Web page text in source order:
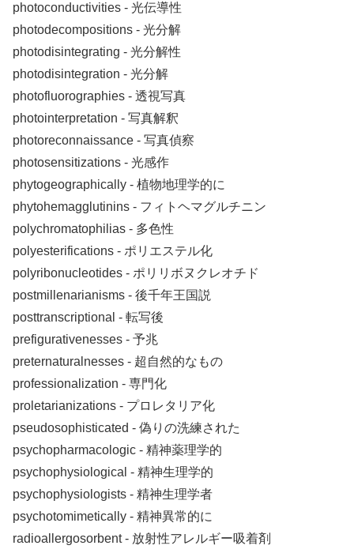
photoconductivities ‐ 光伝導性
photodecompositions ‐ 光分解
photodisintegrating ‐ 光分解性
photodisintegration ‐ 光分解
photofluorographies ‐ 透視写真
photointerpretation ‐ 写真解釈
photoreconnaissance ‐ 写真偵察
photosensitizations ‐ 光感作
phytogeographically ‐ 植物地理学的に
phytohemagglutinins ‐ フィトヘマグルチニン
polychromatophilias ‐ 多色性
polyesterifications ‐ ポリエステル化
polyribonucleotides ‐ ポリリボヌクレオチド
postmillenarianisms ‐ 後千年王国説
posttranscriptional ‐ 転写後
prefigurativenesses ‐ 予兆
preternaturalnesses ‐ 超自然的なもの
professionalization ‐ 専門化
proletarianizations ‐ プロレタリア化
pseudosophisticated ‐ 偽りの洗練された
psychopharmacologic ‐ 精神薬理学的
psychophysiological ‐ 精神生理学的
psychophysiologists ‐ 精神生理学者
psychotomimetically ‐ 精神異常的に
radioallergosorbent ‐ 放射性アレルギー吸着剤